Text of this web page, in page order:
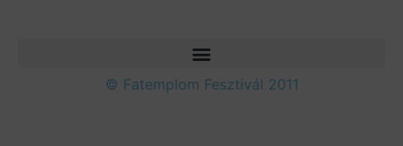
© Fatemplom Fesztivál 2011